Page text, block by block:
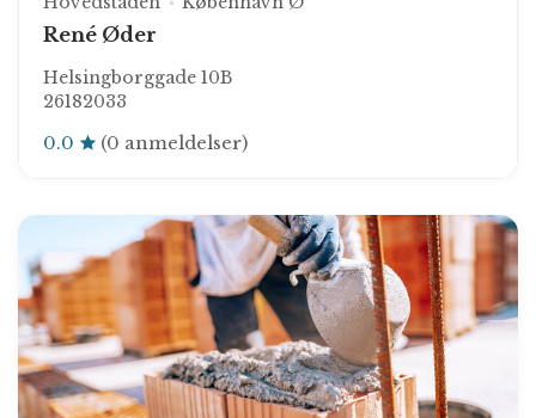
René Øder
Helsingborggade 10B
26182033
0.0 (0 anmeldelser)